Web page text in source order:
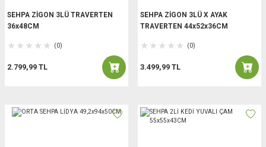
SEHPA ZİGON 3LÜ TRAVERTEN
36x48CM
(0)
2.799,99 TL
SEHPA ZİGON 3LÜ X AYAK
TRAVERTEN 44x52x36CM
(0)
3.499,99 TL